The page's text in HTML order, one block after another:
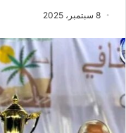
8 سبتمبر، 2025